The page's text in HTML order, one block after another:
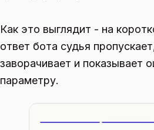
Как это выглядит - на
ответ бота судья
заворачивает и показывает
параметру.